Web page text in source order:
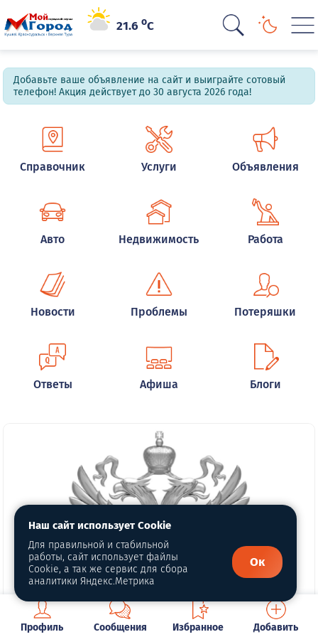
21.6oC
Добавьте ваше объявление на сайт и выиграйте сотовый
телефон! Акция действует до 30 августа 2026 года!
Справочник Услуги Объявления
Авто Недвижимость Работа
Новости Проблемы Потеряшки
Ответы Афиша Блоги
Профиль Сообщения Избранное Добавить
Наш сайт использует Cookie
Для правильной и стабильной
работы, сайт использует файлы
Cookie, а так же сервис для сбора
аналитики Яндекс.Метрика
Ок